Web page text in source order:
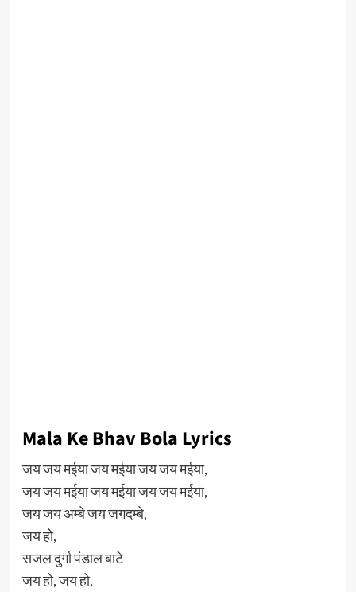
Mala Ke Bhav Bola Lyrics
जय जय मईया जय मईया जय जय मईया,
जय जय मईया जय मईया जय जय मईया,
जय जय अम्बे जय जगदम्बे,
जय हो,
सजल दुर्गा पंडाल बाटे
जय हो, जय हो,